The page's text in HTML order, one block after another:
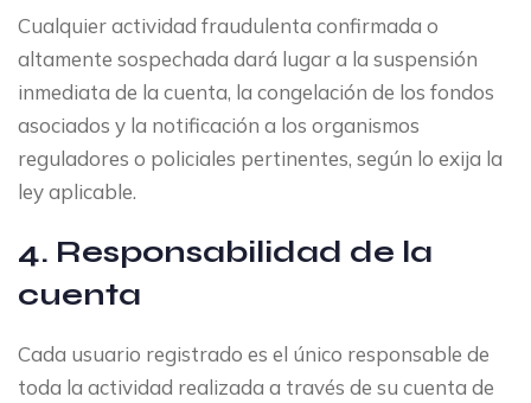
Cualquier actividad fraudulenta confirmada o
altamente sospechada dará lugar a la suspensión
inmediata de la cuenta, la congelación de los fondos
asociados y la notificación a los organismos
reguladores o policiales pertinentes, según lo exija la
ley aplicable.
4. Responsabilidad de la
cuenta
Cada usuario registrado es el único responsable de
toda la actividad realizada a través de su cuenta de